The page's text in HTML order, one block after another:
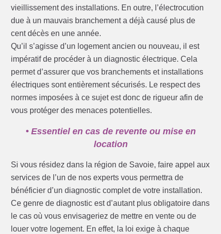
vieillissement des installations. En outre, l’électrocution
due à un mauvais branchement a déjà causé plus de
cent décès en une année.
Qu’il s’agisse d’un logement ancien ou nouveau, il est
impératif de procéder à un diagnostic électrique. Cela
permet d’assurer que vos branchements et installations
électriques sont entièrement sécurisés. Le respect des
normes imposées à ce sujet est donc de rigueur afin de
vous protéger des menaces potentielles.
• Essentiel en cas de revente ou mise en
location
Si vous résidez dans la région de Savoie, faire appel aux
services de l’un de nos experts vous permettra de
bénéficier d’un diagnostic complet de votre installation.
Ce genre de diagnostic est d’autant plus obligatoire dans
le cas où vous envisageriez de mettre en vente ou de
louer votre logement. En effet, la loi exige à chaque